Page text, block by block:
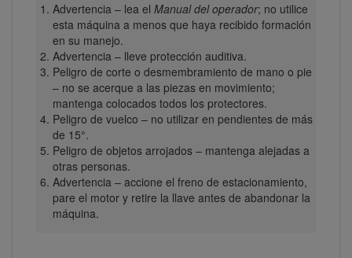
Advertencia – lea el Manual del operador; no utilice
esta máquina a menos que haya recibido formación
en su manejo.
Advertencia – lleve protección auditiva.
Peligro de corte o desmembramiento de mano o pie
– no se acerque a las piezas en movimiento;
mantenga colocados todos los protectores.
Peligro de vuelco – no utilizar en pendientes de más
de 15°.
Peligro de objetos arrojados – mantenga alejadas a
otras personas.
Advertencia – accione el freno de estacionamiento,
pare el motor y retire la llave antes de abandonar la
máquina.